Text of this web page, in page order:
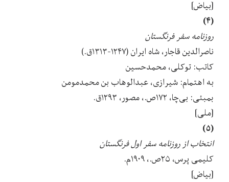
[بیاض]
(۴)
روزنامه سفر فرنگستان
ناصرالدین قاجار، شاه ایران (۱۲۴۷-۱۳۱۳ق.)
کاتب: توکلی، محمدحسین
به اهتمام: شیرازی، عبدالوهاب بن محمدمومن
بمبئی: بی‌چا، ۱۷۲ص.، مصور، ۱۲۹۳ق.
[ملی]
(۵)
انتخاب از روزنامه سفر اول فرنگستان
کلیمی پرس، ۲۵ص.، ۱۹۰۹م.
[بیاض]